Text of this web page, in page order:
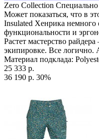
Zero Collection
Может показаться, что в
Insulated Хенрика немного
функциональности и
Растет мастерство
экипировке. Все логично.
Материал подклада:
25 333 р.
36 190 р. 30%